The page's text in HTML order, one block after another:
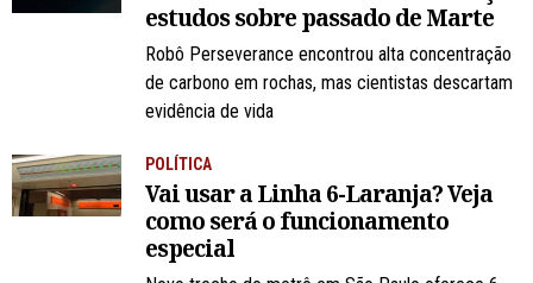
estudos sobre passado de Marte
Robô Perseverance encontrou alta concentração
de carbono em rochas, mas cientistas descartam
evidência de vida
POLÍTICA
Vai usar a Linha 6-Laranja? Veja
como será o funcionamento
especial